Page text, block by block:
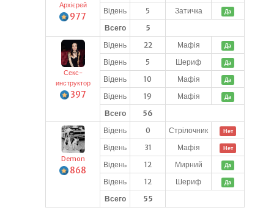
Архієрей
977
Відень 5 Затичка Да
Всего 5
Секс-
инструктор
397
Відень 22 Мафія Да
Відень 5 Шериф Да
Відень 10 Мафія Да
Відень 19 Мафія Да
Всего 56
Demon
868
Відень 0 Стрілочник Нет
Відень 31 Мафія Нет
Відень 12 Мирний Да
Відень 12 Шериф Да
Всего 55